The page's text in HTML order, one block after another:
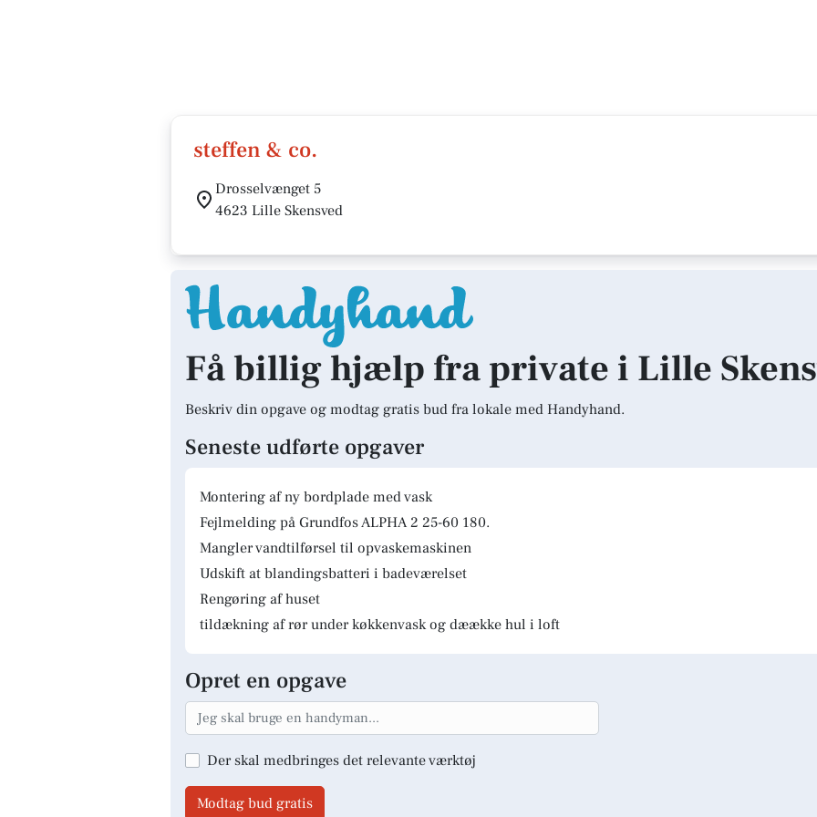
steffen & co.
Drosselvænget 5
4623 Lille Skensved
Få billig hjælp fra private i Lille
Beskriv din opgave og modtag gratis bud fra lokale med Handyhand.
Seneste udførte opgaver
Montering af ny bordplade med vask
Fejlmelding på Grundfos ALPHA 2 25-60 180.
Mangler vandtilførsel til opvaskemaskinen
Udskift at blandingsbatteri i badeværelset
Rengøring af huset
tildækning af rør under køkkenvask og dæække hul i loft
Opret en opgave
Der skal medbringes det relevante værktøj
Modtag bud gratis